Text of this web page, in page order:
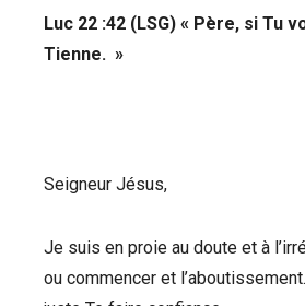
Luc 22 :42 (LSG) « Père, si Tu
Tienne. »
Seigneur Jésus,
Je suis en proie au doute et à
ou commencer et